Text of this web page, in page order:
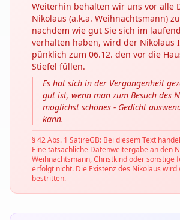
Weiterhin behalten wir uns vor alle
Nikolaus (a.k.a. Weihnachtsmann)
nachdem wie gut Sie sich im
verhalten haben, wird der Nikolaus
pünklich zum 06.12. den vor die
Stiefel füllen.
Es hat sich in der Vergangenheit
gut ist, wenn man zum Besuch des
möglichst schönes - Gedicht
kann.
§ 42 Abs. 1 SatireGB: Bei diesem Text
Eine tatsächliche Datenweitergabe an den
Weihnachtsmann, Christkind oder sonstige
erfolgt nicht. Die Existenz des Nikolaus
bestritten.